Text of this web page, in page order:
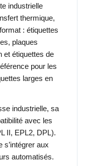
industrielle
thermique,
: étiquettes
plaques
et étiquettes de
pour les
larges en
industrielle, sa
avec les
II, EPL2, DPL).
s’intégrer aux
automatisés.